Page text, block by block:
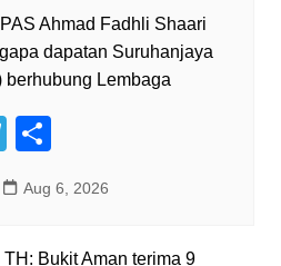
Ahmad Fadhli Shaari
dapatan Suruhanjaya
berhubung Lembaga
T
el
e
gr
ar
e
Aug 6, 2026
TH: Bukit Aman terima 9